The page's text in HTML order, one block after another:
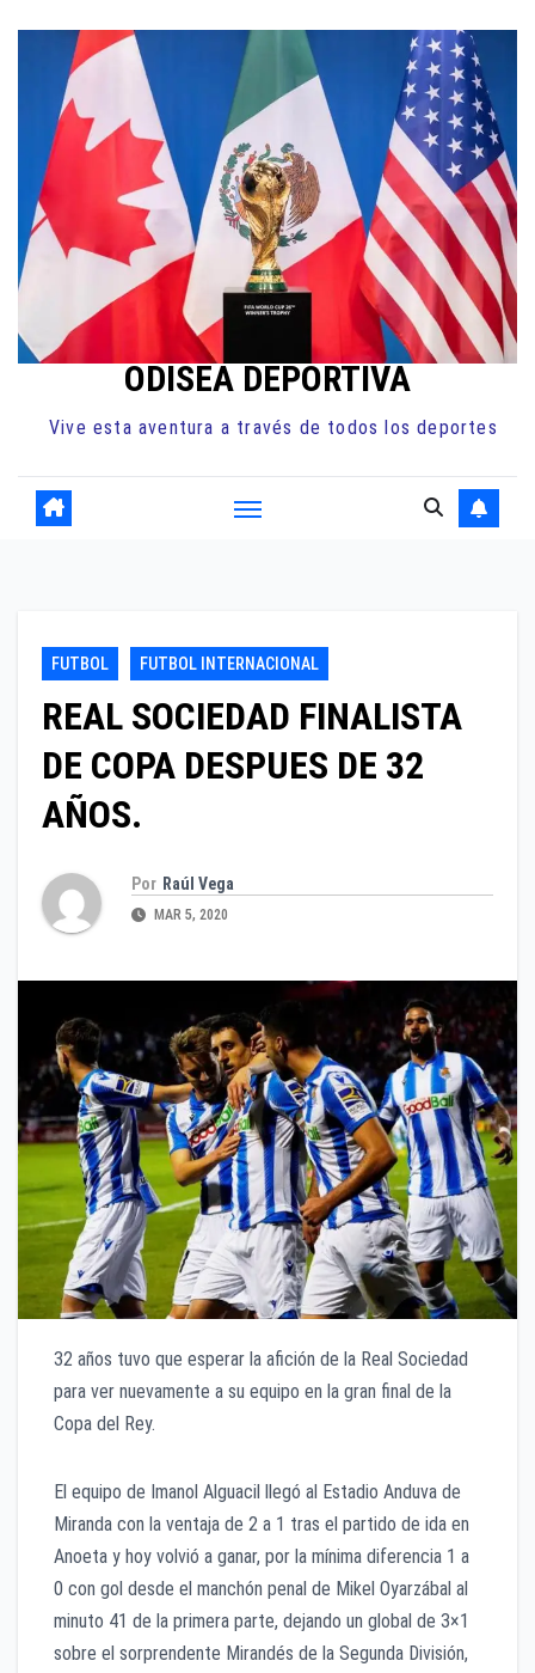
contenido
ODISEA DEPORTIVA
Vive esta aventura a través de todos los deportes
FUTBOL FUTBOL INTERNACIONAL
REAL SOCIEDAD FINALISTA
DE COPA DESPUES DE 32
AÑOS.
Por Raúl Vega
MAR 5, 2020
32 años tuvo que esperar la afición de la Real Sociedad
para ver nuevamente a su equipo en la gran final de la
Copa del Rey.
El equipo de Imanol Alguacil llegó al Estadio Anduva de
Miranda con la ventaja de 2 a 1 tras el partido de ida en
Anoeta y hoy volvió a ganar, por la mínima diferencia 1 a
0 con gol desde el manchón penal de Mikel Oyarzábal al
minuto 41 de la primera parte, dejando un global de 3×1
sobre el sorprendente Mirandés de la Segunda División,